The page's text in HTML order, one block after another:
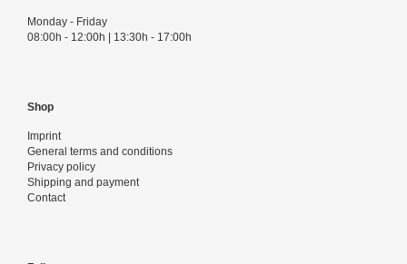
Monday - Friday
08:00h - 12:00h | 13:30h - 17:00h
Shop
Imprint
General terms and conditions
Privacy policy
Shipping and payment
Contact